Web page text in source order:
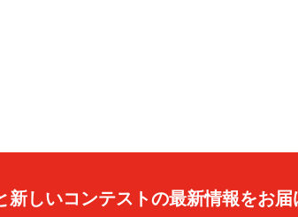
しいコンテストの最新情報をお届